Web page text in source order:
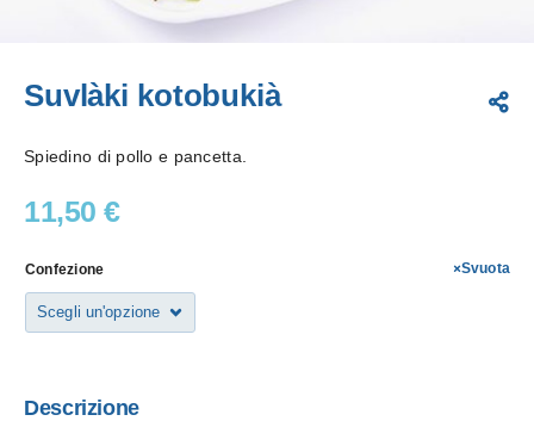
Suvlàki kotobukià
Spiedino di pollo e pancetta.
11,50 €
Confezione Svuota
Descrizione